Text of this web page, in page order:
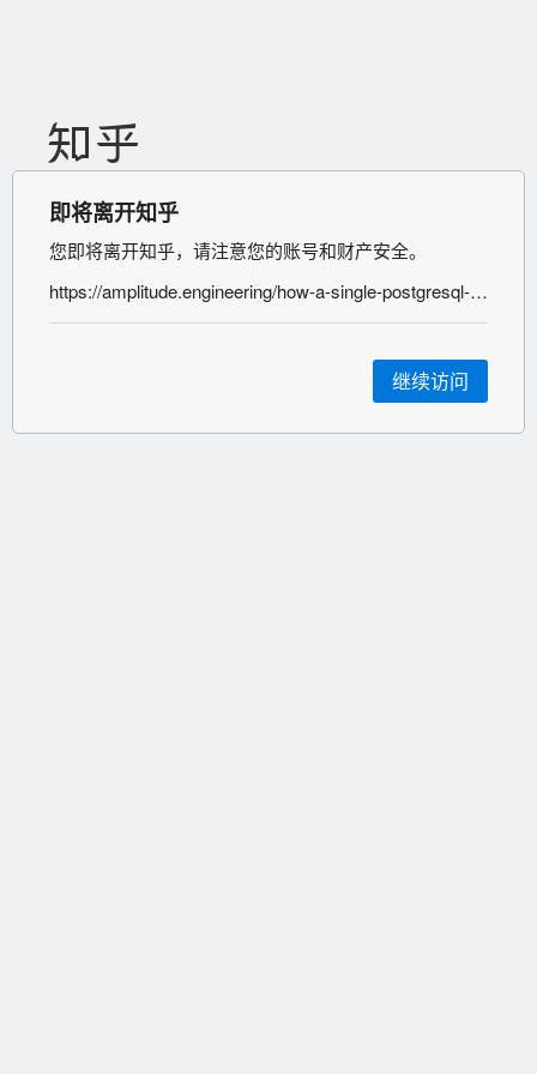
即将离开知乎
您即将离开知乎，请注意您的账号和财产安全。
https://amplitude.engineering/how-a-single-postgresql-config-change-improved-slow-query-performance-by-50x-85593b8991b0
继续访问